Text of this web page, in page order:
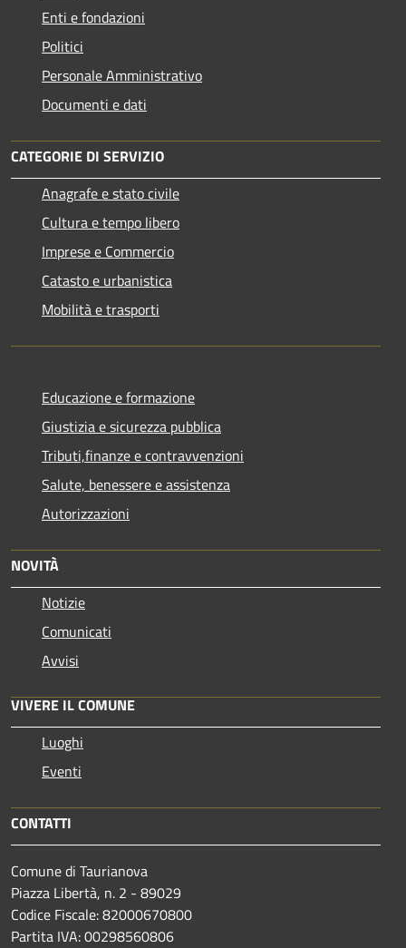
Enti e fondazioni
Politici
Personale Amministrativo
Documenti e dati
CATEGORIE DI SERVIZIO
Anagrafe e stato civile
Cultura e tempo libero
Imprese e Commercio
Catasto e urbanistica
Mobilità e trasporti
Educazione e formazione
Giustizia e sicurezza pubblica
Tributi,finanze e contravvenzioni
Salute, benessere e assistenza
Autorizzazioni
NOVITÀ
Notizie
Comunicati
Avvisi
VIVERE IL COMUNE
Luoghi
Eventi
CONTATTI
Comune di Taurianova
Piazza Libertà, n. 2 - 89029
Codice Fiscale: 82000670800
Partita IVA: 00298560806